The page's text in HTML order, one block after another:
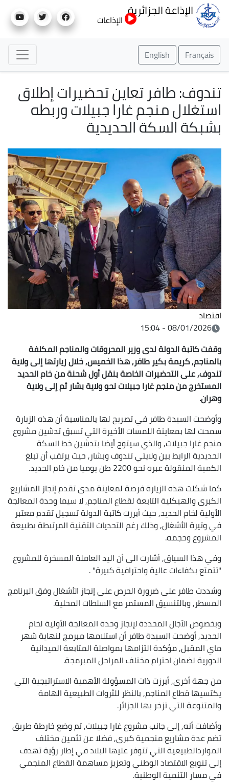
إلى
الإذاعة الجزائرية
الإذاعات
Français
English
تندوف: طافر تعاين تحضيرات إطلاق
استغلال منجم غارا جبيلات وربطه
بشبكة السكة الحديدية
اقتصاد
08/01/2026 - 15:04
وقفت كاتبة الدولة لدى وزير المحروقات والمناجم المكلفة
بالمناجم, كريمة بكير طافر, هذا الخميس, خلال زيارتها إلى ولاية
تندوف, على التحضيرات الخاصة بنقل أول شحنة من خام الحديد
المستخرج من منجم غارا جبيلات نحو ولاية بشار ثم إلى ولاية
وهران.
وأوضحت السيدة طافر في تصريح لها بالمناسبة أن هذه الزيارة
سمحت لها بمعاينة اللمسات الأخيرة التي تسبق تدشين مشروع
منجم غارا جبيلات, والذي سيتوج أيضا بتدشين خط السكة
الحديدية الرابط بين ولايتي تندوف وبشار, حيث يرتقب أن تبلغ
الكمية المنقولة عبره نحو 2200 طن يوميا من خام الحديد.
كما شكلت هذه الزيارة فرصة لمعاينة مدى تقدم إنجاز المشاريع
الكبرى والهيكلية التابعة لقطاع المناجم, لا سيما وحدة المعالجة
الأولية لخام الحديد, حيث أبرزت كاتبة الدولة تسجيل تقدم معتبر
في وتيرة الأشغال, وذلك رغم التحديات التقنية المرتبطة بطبيعة
المشروع وحجمه.
وفي هذا السياق, أشارت الى أن اليد العاملة المسخرة للمشروع
"تتمتع بكفاءات عالية واحترافية كبيرة" .
وشددت طافر على ضرورة الحرص على إنجاز الأشغال وفق البرنامج
المسطر, وبالتنسيق المستمر مع السلطات المحلية.
وبخصوص الآجال المحددة لإنجاز وحدة المعالجة الأولية لخام
الحديد, أوضحت السيدة طافر أن استلامها مبرمج لنهاية شهر
ماي المقبل, مؤكدة التزامها بمواصلة المتابعة الميدانية
الدورية لضمان احترام مختلف المراحل المبرمجة.
من جهة أخرى, أبرزت ذات المسؤولة الأهمية الاستراتيجية التي
يكتسيها قطاع المناجم, بالنظر للثروات الطبيعية الهامة
والمتنوعة التي تزخر بها الجزائر.
وأضافت أنه, إلى جانب مشروع غارا جبيلات, تم وضع خارطة طريق
تضم عدة مشاريع منجمية كبرى, فضلا عن تثمين مختلف
المواردالطبيعية التي تتوفر عليها البلاد في إطار رؤية تهدف
إلى تنويع الاقتصاد الوطني وتعزيز مساهمة القطاع المنجمي
في مسار التنمية الوطنية.